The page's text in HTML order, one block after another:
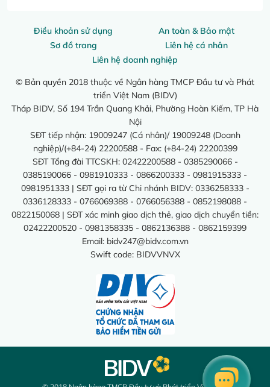
Điều khoản sử dụng
An toàn & Bảo mật
Sơ đồ trang
Liên hệ cá nhân
Liên hệ doanh nghiệp
© Bản quyền 2018 thuộc về Ngân hàng TMCP Đầu tư và Phát
triển Việt Nam (BIDV)
Tháp BIDV, Số 194 Trần Quang Khải, Phường Hoàn Kiếm, TP Hà
Nội
SĐT tiếp nhận: 19009247 (Cá nhân)/ 19009248 (Doanh
nghiệp)/(+84-24) 22200588 - Fax: (+84-24) 22200399
SĐT Tổng đài TTCSKH: 02422200588 - 0385290066 -
0385190066 - 0981910333 - 0866200333 - 0981915333 -
0981951333 | SĐT gọi ra từ Chi nhánh BIDV: 0336258333 -
0336128333 - 0766069388 - 0766056388 - 0852198088 -
0822150068 | SĐT xác minh giao dịch thẻ, giao dịch chuyển tiền:
02422200520 - 0981358335 - 0862136388 - 0862159399
Email: bidv247@bidv.com.vn
Swift code: BIDVVNVX